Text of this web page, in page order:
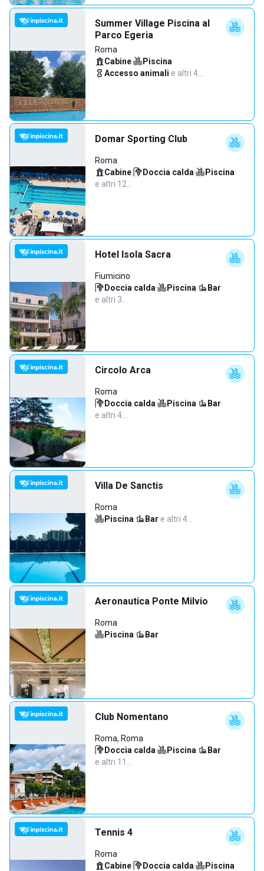
Summer Village Piscina al
Parco Egeria
Roma
Cabine· Piscina·
Accesso animali·e altri 4…
Domar Sporting Club
Roma
Cabine· Doccia calda· Piscina·
e altri 12…
Hotel Isola Sacra
Fiumicino
Doccia calda· Piscina· Bar·
e altri 3…
Circolo Arca
Roma
Doccia calda· Piscina· Bar·
e altri 4…
Villa De Sanctis
Roma
Piscina· Bar·e altri 4…
Aeronautica Ponte Milvio
Roma
Piscina· Bar
Club Nomentano
Roma, Roma
Doccia calda· Piscina· Bar·
e altri 11…
Tennis 4
Roma
Cabine· Doccia calda· Piscina·